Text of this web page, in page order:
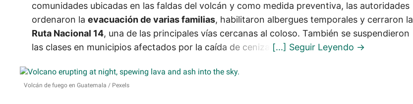
Volcán de fuego en Guatemala Pexels
comunidades ubicadas en las faldas del volcán y como medida preventiva, las autoridades
ordenaron la evacuación de varias familias, habilitaron albergues temporales y cerraron la
Ruta Nacional 14, una de las principales vías cercanas al coloso. También se suspendieron
las clases en municipios afectados por la caída de ceniza.